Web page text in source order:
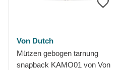
Von Dutch
Mützen gebogen tarnung
snapback KAMO01 von Von